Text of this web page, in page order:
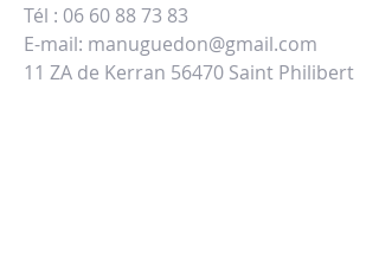
Tél : 06 60 88 73 83
E-mail: manuguedon@gmail.com
11 ZA de Kerran 56470 Saint Philibert